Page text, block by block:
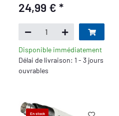
24,99 €*
Disponible immédiatement
Délai de livraison: 1 - 3 jours
ouvrables
En stock